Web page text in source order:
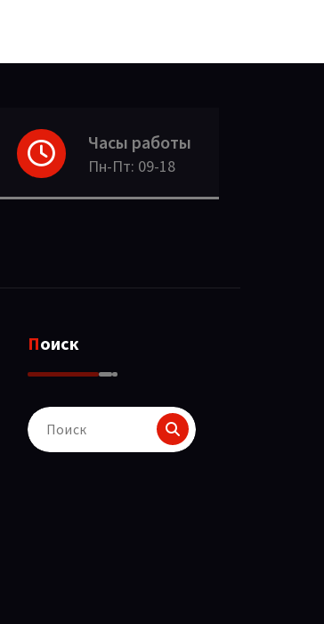
Часы работы
Пн-Пт: 09-18
Поиск
Поиск
для: